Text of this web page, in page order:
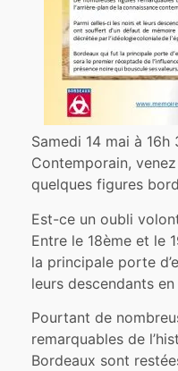
Samedi 14 mai à 16h
Contemporain,
quelques figures
Est-ce un oubli
Entre le 18ème et le
la principale porte
leurs descendants en
Pourtant de
remarquables de
Bordeaux sont